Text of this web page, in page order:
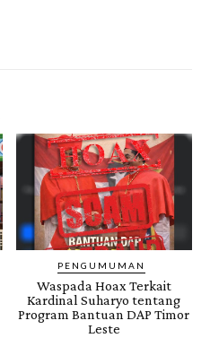
PENGUMUMAN
Waspada Hoax Terkait
Kardinal Suharyo tentang
Program Bantuan DAP Timor
Leste